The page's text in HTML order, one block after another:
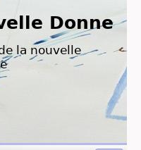
Donne
la nouvelle